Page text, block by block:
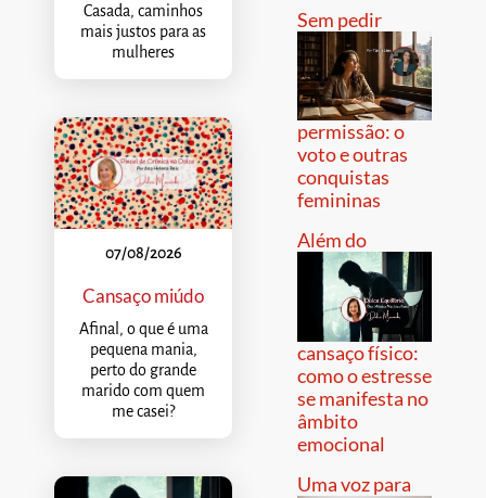
Casada, caminhos
mais justos para as
mulheres
07/08/2026
Cansaço miúdo
Afinal, o que é uma
pequena mania,
perto do grande
marido com quem
me casei?
Sem pedir
permissão: o
voto e outras
conquistas
femininas
Além do
cansaço físico:
como o estresse
se manifesta no
âmbito
emocional
Uma voz para